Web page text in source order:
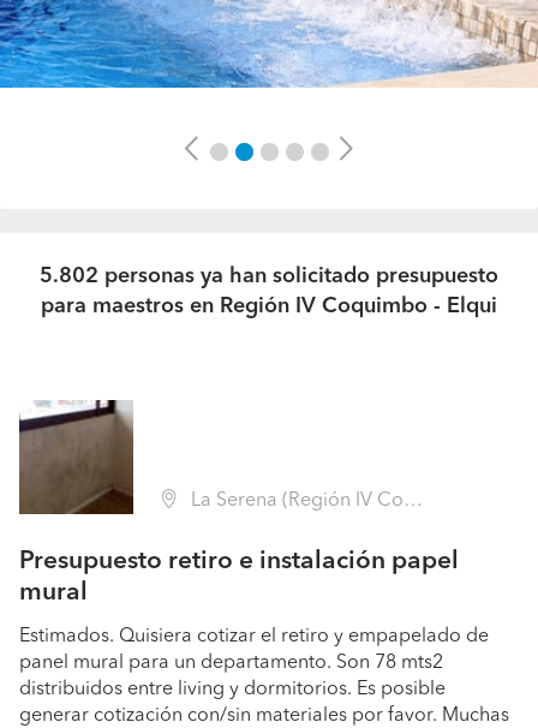
Previous Next
5.802 personas ya han solicitado presupuesto
para maestros en Región IV Coquimbo - Elqui
La Serena (Región IV Coquimbo - Elqui)
Presupuesto retiro e instalación papel
mural
Estimados. Quisiera cotizar el retiro y empapelado de
panel mural para un departamento. Son 78 mts2
distribuidos entre living y dormitorios. Es posible
generar cotización con/sin materiales por favor. Muchas